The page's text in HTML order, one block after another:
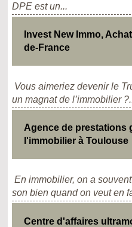
DPE est un...
Invest New Immo,
de-France
Vous aimeriez devenir le
un magnat de l’immobilier
Agence de prestations
l'immobilier à Toulouse
En immobilier, on a
son bien quand on veut en
Centre d'affaires